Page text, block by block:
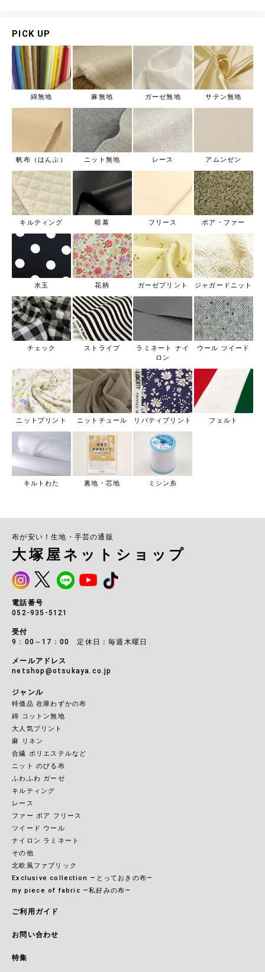
PICK UP
綿無地 麻無地 ガーゼ無地 サテン無地
帆布（はんぷ） ニット無地 レース アムンゼン
キルティング 暗幕 フリース ボア・ファー
水玉 花柄 ガーゼプリント ジャガードニット
チェック ストライプ
ラミネート ナイ
ロン
ウール ツイード
ニットプリント ニットチュール リバティプリント フェルト
キルトわた 裏地・芯地 ミシン糸
布が安い！生地・手芸の通販
大塚屋ネットショップ
電話番号
052-935-5121
受付
9：00～17：00 定休日：毎週木曜日
メールアドレス
netshop@otsukaya.co.jp
ジャンル
特価品 在庫わずかの布
綿 コットン無地
大人気プリント
麻 リネン
合繊 ポリエステルなど
ニット のびる布
ふわふわ ガーゼ
キルティング
レース
ファー ボア フリース
ツイード ウール
ナイロン ラミネート
その他
北欧風ファブリック
Exclusive collection ―とっておきの布―
my piece of fabric ―私好みの布―
ご利用ガイド
お問い合わせ
特集